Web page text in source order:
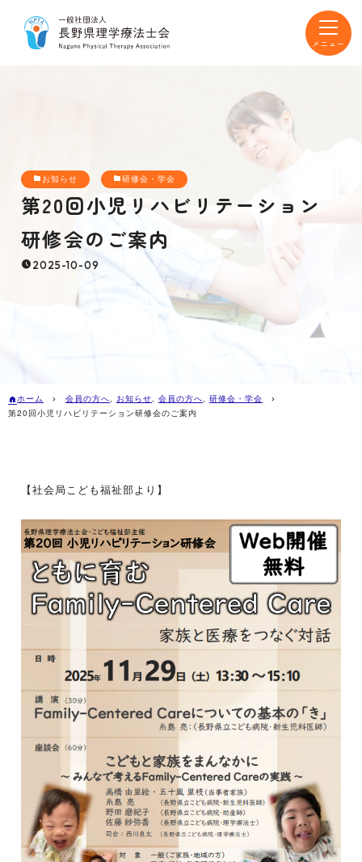
toggle
お知らせ 研修会・学会
第20回小児リハビリテーション
研修会のご案内
2025-10-09
ホーム 会員の方へ, お知らせ, 会員の方へ, 研修会・学会
第20回小児リハビリテーション研修会のご案内
【社会局こども福祉部より】